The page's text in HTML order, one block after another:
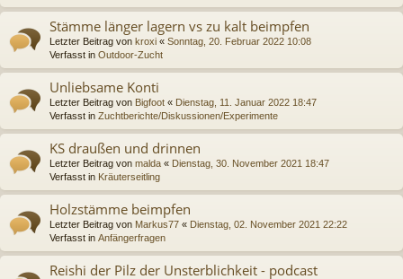
Stämme länger lagern vs zu kalt beimpfen
Letzter Beitrag von kroxi « Sonntag, 20. Februar 2022 10:08
Verfasst in Outdoor-Zucht
Unliebsame Konti
Letzter Beitrag von Bigfoot « Dienstag, 11. Januar 2022 18:47
Verfasst in Zuchtberichte/Diskussionen/Experimente
KS draußen und drinnen
Letzter Beitrag von malda « Dienstag, 30. November 2021 18:47
Verfasst in Kräuterseitling
Holzstämme beimpfen
Letzter Beitrag von Markus77 « Dienstag, 02. November 2021 22:22
Verfasst in Anfängerfragen
Reishi der Pilz der Unsterblichkeit - podcast